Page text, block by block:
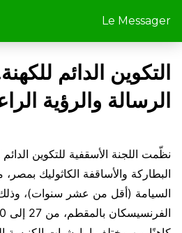
Le Messager
التكوين الدائم
الرسالة والرؤية
نظّمت اللجنة الأسقفية للتكوين
البطاركة والأساقفة الكاثوليك بمصر،
السيامة (أقل من عشر سنوات)، وذلك